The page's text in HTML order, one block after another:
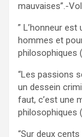
mauvaises”.-
” L’honneur
hommes et
philosophiques
“Les passions
un dessein
faut, c’est une
philosophiques
“Sur deux